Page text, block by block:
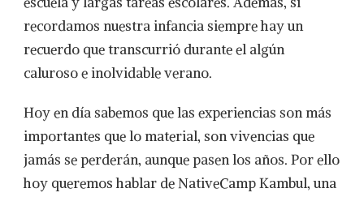
recordamos nuestra infancia siempre hay un
recuerdo que transcurrió durante el algún
caluroso e inolvidable verano.
Hoy en día sabemos que las experiencias son más
importantes que lo material, son vivencias que
jamás se perderán, aunque pasen los años. Por ello
hoy queremos hablar de NativeCamp Kambul, una